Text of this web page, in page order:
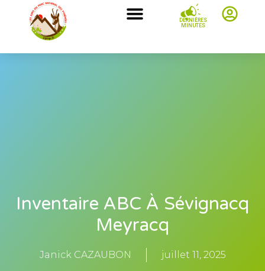
DERNIÈRES
MINUTES
Inventaire ABC À Sévignacq
Meyracq
Janick CAZAUBON juillet 11, 2025